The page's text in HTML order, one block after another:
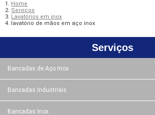
Home
Serviços
Lavatórios em inox
lavatório de mãos em aço inox
Serviços
Bancadas de Aço Inox
Bancadas Industriais
Bancadas Inox